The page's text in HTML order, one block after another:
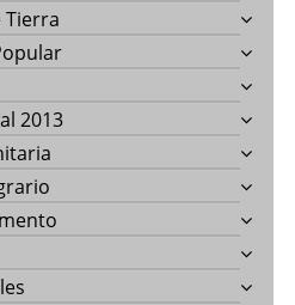
Tierra
2013